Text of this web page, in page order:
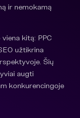
ir nemokamą
kitą: PPC
užtikrina
Šių
augti
konkurencingoje